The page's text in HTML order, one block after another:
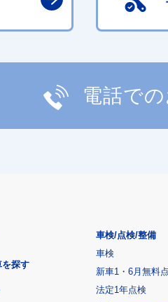
電話で
を探す
車検/点検/整備
車検
新車1・6月無料
法定1年点検